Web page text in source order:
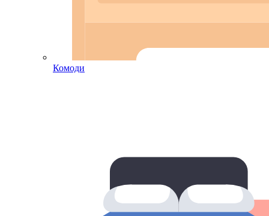
Комоди